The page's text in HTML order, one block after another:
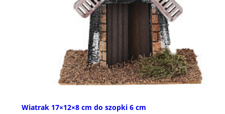
Wiatrak 17×12×8 cm do szopki 6 cm